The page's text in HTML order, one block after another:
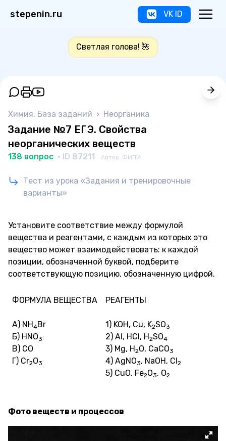
stepenin.ru VK ID
Светлая голова! 🌺
Химия. База заданий › Неорганика
Задание №7 ЕГЭ. Свойства
неорганических веществ
138 вопрос · ID 87211 Автор: ФИПИ
Тест из урока «Задания и тренировочные
варианты»
Установите соответствие между формулой
вещества и реагентами, с каждым из которых это
вещество может взаимодействовать: к каждой
позиции, обозначенной буквой, подберите
соответствующую позицию, обозначенную цифрой.
ФОРМУЛА ВЕЩЕСТВА РЕАГЕНТЫ
А) NH4Br
Б) HNO3
В) CO
Г) Cr2O3
1) KOH, Cu, K2SO3
2) Al, HCl, H2SO4
3) Mg, H2O, CaCO3
4) AgNO3, NaOH, Cl2
5) CuO, Fe2O3, O2
Фото веществ и процессов